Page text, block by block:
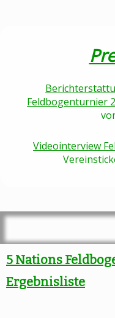
Feldbogenturnier
Videointerview
5 Nations
Ergebnisliste